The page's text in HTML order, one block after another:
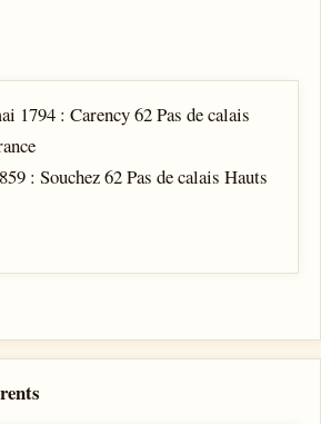
1794 : Carency 62 Pas de calais
: Souchez 62 Pas de calais Hauts